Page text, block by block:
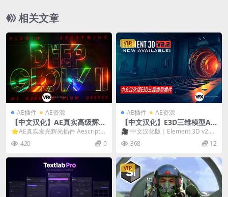
相关文章
AE插件 AE资源
【中文汉化】AE真实高级辉光
发光特效插件 Deep Glow 2 V
⭐AE真实发光辉光插件 Aescripts
420 0
VIP
AE插件 AE资源
【中文汉化】E3D三维模型AE
插件 Element 3D v2.2.3 (219
2) Win支持多帧渲染
🎥 中文汉化版｜Element 3D v2.2.
368 12
VIP